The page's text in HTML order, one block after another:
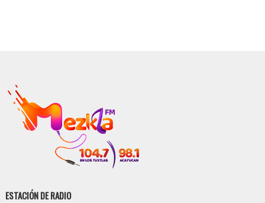
ESTACIÓN DE RADIO